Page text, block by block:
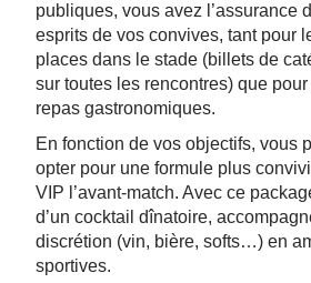
publiques, vous avez l’assurance
esprits de vos convives, tant pour
places dans le stade (billets de
sur toutes les rencontres) que
repas gastronomiques.
En fonction de vos objectifs, vous
opter pour une formule plus
VIP l’avant-match. Avec ce
d’un cocktail dînatoire,
discrétion (vin, bière, softs…) en
sportives.